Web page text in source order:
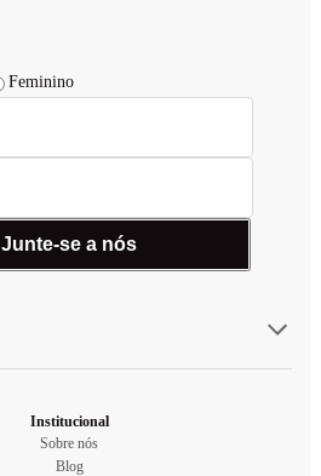
Feminino
Junte-se a nós
Institucional
Sobre nós
Blog